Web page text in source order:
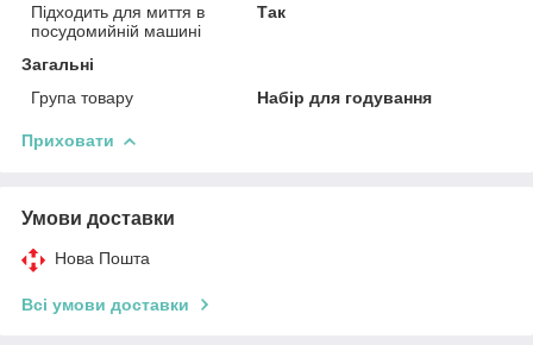
Підходить для миття в
посудомийній машині
Так
Загальні
Група товару
Набір для годування
Приховати
Умови доставки
Нова Пошта
Всі умови доставки